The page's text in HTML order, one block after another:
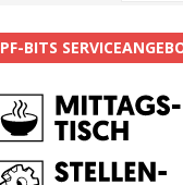
PF-BITS